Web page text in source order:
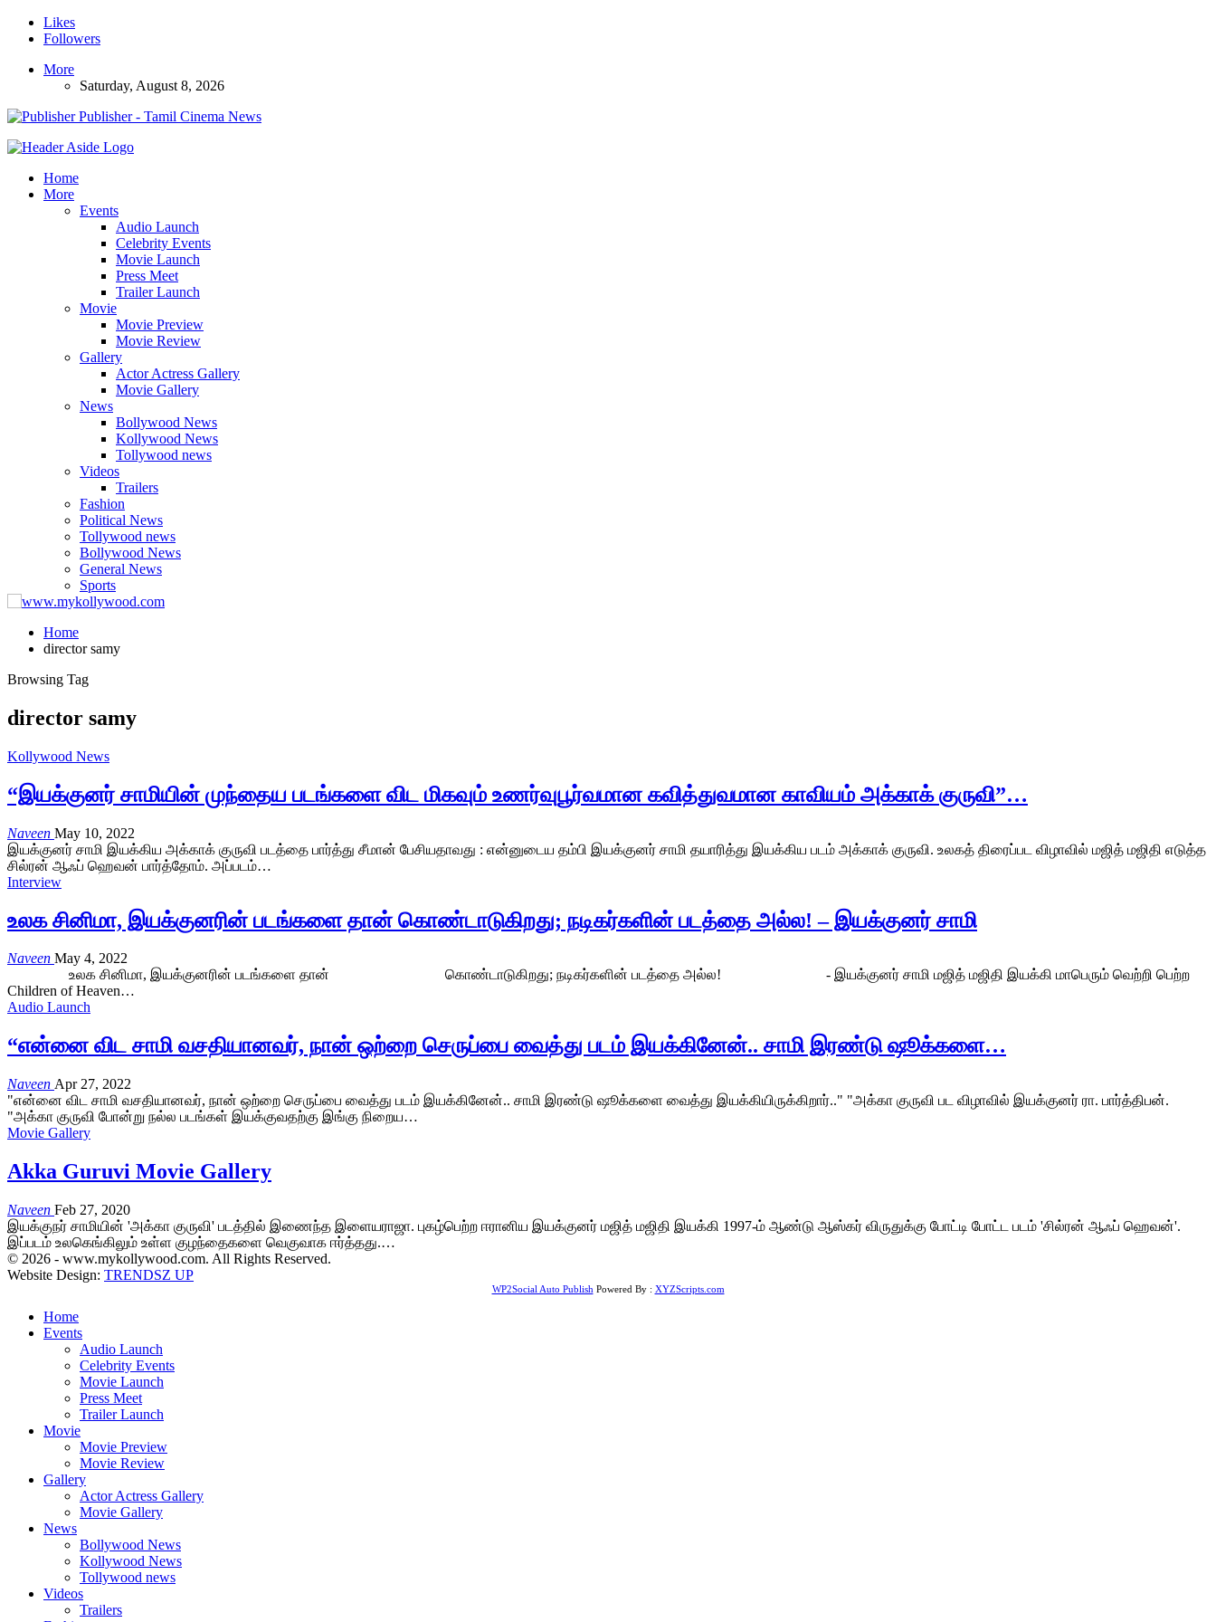
Likes
Followers
More
Saturday, August 8, 2026
Publisher - Tamil Cinema News
Home
More
Events
Audio Launch
Celebrity Events
Movie Launch
Press Meet
Trailer Launch
Movie
Movie Preview
Movie Review
Gallery
Actor Actress Gallery
Movie Gallery
News
Bollywood News
Kollywood News
Tollywood news
Videos
Trailers
Fashion
Political News
Tollywood news
Bollywood News
General News
Sports
Home
director samy
Browsing Tag
director samy
Kollywood News
“இயக்குனர் சாமியின் முந்தைய படங்களை விட மிகவும் உணர்வுபூர்வமான கவித்துவமான காவியம் அக்காக் குருவி”…
Naveen May 10, 2022
இயக்குனர் சாமி இயக்கிய அக்காக் குருவி படத்தை பார்த்து சீமான் பேசியதாவது : என்னுடைய தம்பி இயக்குனர் சாமி தயாரித்து இயக்கிய படம் அக்காக் குருவி. உலகத் திரைப்பட விழாவில் மஜித் மஜிதி எடுத்த
சில்ரன் ஆஃப் ஹெவன் பார்த்தோம். அப்படம்…
Interview
உலக சினிமா, இயக்குனரின் படங்களை தான் கொண்டாடுகிறது; நடிகர்களின் படத்தை அல்ல! – இயக்குனர் சாமி
Naveen May 4, 2022
உலக சினிமா, இயக்குனரின் படங்களை தான் கொண்டாடுகிறது; நடிகர்களின் படத்தை அல்ல! - இயக்குனர் சாமி மஜித் மஜிதி இயக்கி மாபெரும் வெற்றி பெற்ற
Children of Heaven…
Audio Launch
“என்னை விட சாமி வசதியானவர், நான் ஒற்றை செருப்பை வைத்து படம் இயக்கினேன்.. சாமி இரண்டு ஷூக்களை…
Naveen Apr 27, 2022
"என்னை விட சாமி வசதியானவர், நான் ஒற்றை செருப்பை வைத்து படம் இயக்கினேன்.. சாமி இரண்டு ஷூக்களை வைத்து இயக்கியிருக்கிறார்.." "அக்கா குருவி பட விழாவில் இயக்குனர் ரா. பார்த்திபன்.
"அக்கா குருவி போன்று நல்ல படங்கள் இயக்குவதற்கு இங்கு நிறைய…
Movie Gallery
Akka Guruvi Movie Gallery
Naveen Feb 27, 2020
இயக்குநர் சாமியின் 'அக்கா குருவி' படத்தில் இணைந்த இளையராஜா. புகழ்பெற்ற ஈரானிய இயக்குனர் மஜித் மஜிதி இயக்கி 1997-ம் ஆண்டு ஆஸ்கர் விருதுக்கு போட்டி போட்ட படம் 'சில்ரன் ஆஃப் ஹெவன்'.
இப்படம் உலகெங்கிலும் உள்ள குழந்தைகளை வெகுவாக ஈர்த்தது.…
© 2026 - www.mykollywood.com. All Rights Reserved.
Website Design: TRENDSZ UP
WP2Social Auto Publish Powered By : XYZScripts.com
Home
Events
Audio Launch
Celebrity Events
Movie Launch
Press Meet
Trailer Launch
Movie
Movie Preview
Movie Review
Gallery
Actor Actress Gallery
Movie Gallery
News
Bollywood News
Kollywood News
Tollywood news
Videos
Trailers